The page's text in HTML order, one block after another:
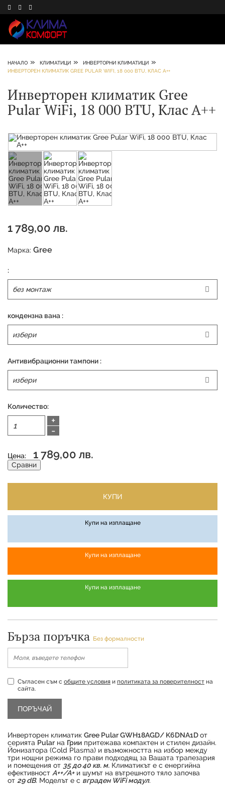
НАЧАЛО » КЛИМАТИЦИ » ИНВЕРТОРНИ КЛИМАТИЦИ »
ИНВЕРТОРЕН КЛИМАТИК GREE PULAR WIFI, 18 000 BTU, КЛАС А++
Инверторен климатик Gree
Pular WiFi, 18 000 BTU, Клас А++
1 789,00 лв.
Марка: Gree
:
кондензна вана :
Антивибрационни тампони :
Количество:
+
-
Цена: 1 789,00 лв.
Сравни
КУПИ
Купи на изплащане
Купи на изплащане
Купи на изплащане
Бърза поръчка Без формалности
Съгласен съм с общите условия и политиката за поверителност на
сайта.
Инверторен климатик Gree Pular GWH18AGD/ K6DNA1Dот
серията Pular на Грии притежава компактен и стилен дизайн.
Йонизатора (Cold Plasma) и възможността на избор между
три нощни режима го прави подходящ за Вашата трапезария
и помещения от 35 до 40 кв. м. Климатикът е с енергийна
ефективност А++/А+и шумът на вътрешното тяло започва
от 29 dB. Моделът е с вграден WiFi модул.